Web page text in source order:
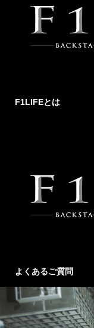
F1LIFEとは
よくあるご質問